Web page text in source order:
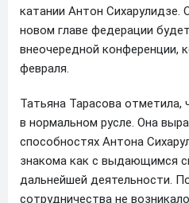
катании Антон Сихарулидзе.
новом главе федерации
внеочередной конференции,
февраля.
Татьяна Тарасова
в нормальном русле. Она
способностях Антона
знакома как с выдающимся
дальнейшей деятельности.
сотрудничества не